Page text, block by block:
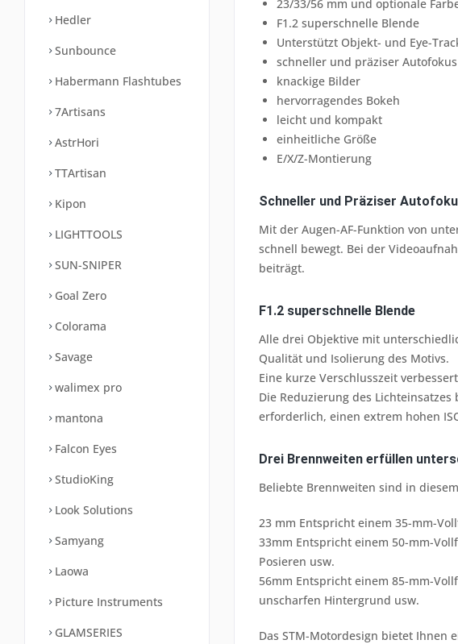
Hedler
Sunbounce
Habermann Flashtubes
7Artisans
AstrHori
TTArtisan
Kipon
LIGHTTOOLS
SUN-SNIPER
Goal Zero
Colorama
Savage
walimex pro
mantona
Falcon Eyes
StudioKing
Look Solutions
Samyang
Laowa
Picture Instruments
GLAMSERIES
23/33/56 mm und optionale
F1.2 superschnelle Blende
Unterstützt Objekt- und Eye-
schneller und präziser Autofokus
knackige Bilder
hervorragendes Bokeh
leicht und kompakt
einheitliche Größe
E/X/Z-Montierung
Schneller und Präziser
Mit der Augen-AF-Funktion von
schnell bewegt. Bei der
beiträgt.
F1.2 superschnelle Blende
Alle drei Objektive mit
Qualität und Isolierung des Motivs.
Eine kurze Verschlusszeit
Die Reduzierung des
erforderlich, einen extrem hohen
Drei Brennweiten erfüllen
Beliebte Brennweiten sind in
23 mm Entspricht einem 35-mm-
33mm Entspricht einem 50-mm-
Posieren usw.
56mm Entspricht einem 85-mm-
unscharfen Hintergrund usw.
Das STM-Motordesign bietet Ihnen